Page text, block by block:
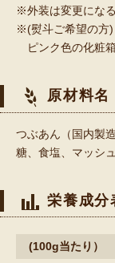
※外装は変更にな
※(熨斗ご希望の方)
ピンク色の化粧
原材料名
つぶあん（国内製
糖、食塩、マッシ
栄養成分
(100g当たり）